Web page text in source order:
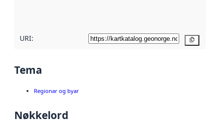
URI:
Tema
Regionar og byar
Nøkkelord